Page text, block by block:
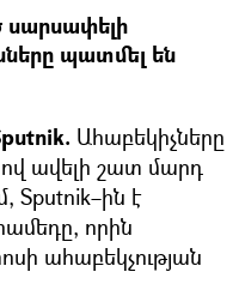
սարսափելի
պատմել են
Ահաբեկիչները
ով ավելի շատ մարդ
Sputnik–ին է
որին
ահաբեկչության